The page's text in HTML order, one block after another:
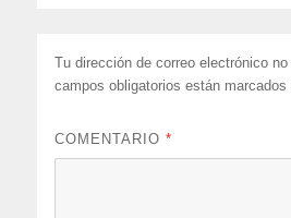
Tu dirección de correo electrónico
campos obligatorios están
COMENTARIO*